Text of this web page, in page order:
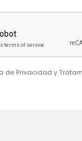
de Privacidad y